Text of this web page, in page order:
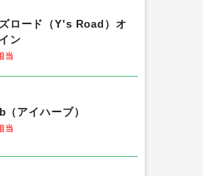
ロード（Y's Road）オ
ン
当
（アイハーブ）
当